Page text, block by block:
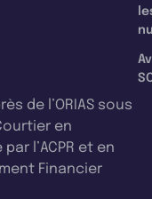
de l’ORIAS sous
en
l’ACPR et en
Financier